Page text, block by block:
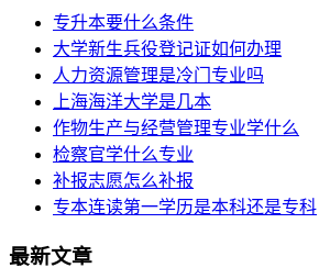
专升本要什么条件
大学新生兵役登记证如何办理
人力资源管理是冷门专业吗
上海海洋大学是几本
作物生产与经营管理专业学什么
检察官学什么专业
补报志愿怎么补报
专本连读第一学历是本科还是专科
最新文章